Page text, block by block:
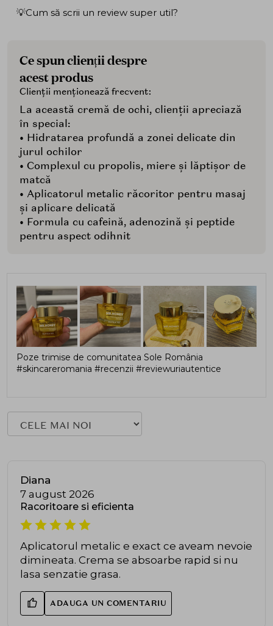
💡Cum să scrii un review super util?
Ce spun clienții despre
acest produs
Clienții menționează frecvent:
La această cremă de ochi, clienții apreciază
în special:
• Hidratarea profundă a zonei delicate din
jurul ochilor
• Complexul cu propolis, miere și lăptișor de
matcă
• Aplicatorul metalic răcoritor pentru masaj
și aplicare delicată
• Formula cu cafeină, adenozină și peptide
pentru aspect odihnit
Poze trimise de comunitatea Sole România
#skincareromania #recenzii #reviewuriautentice
Diana
7 august 2026
Racoritoare si eficienta
Aplicatorul metalic e exact ce aveam nevoie
dimineata. Crema se absoarbe rapid si nu
lasa senzatie grasa.
ADAUGA UN COMENTARIU